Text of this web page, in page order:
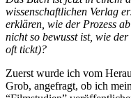
wissenschaftlichen Verlag
erklären, wie der Prozess
nicht so bewusst ist, wie
oft tickt)?
Zuerst wurde ich vom
Grob, angefragt, ob ich